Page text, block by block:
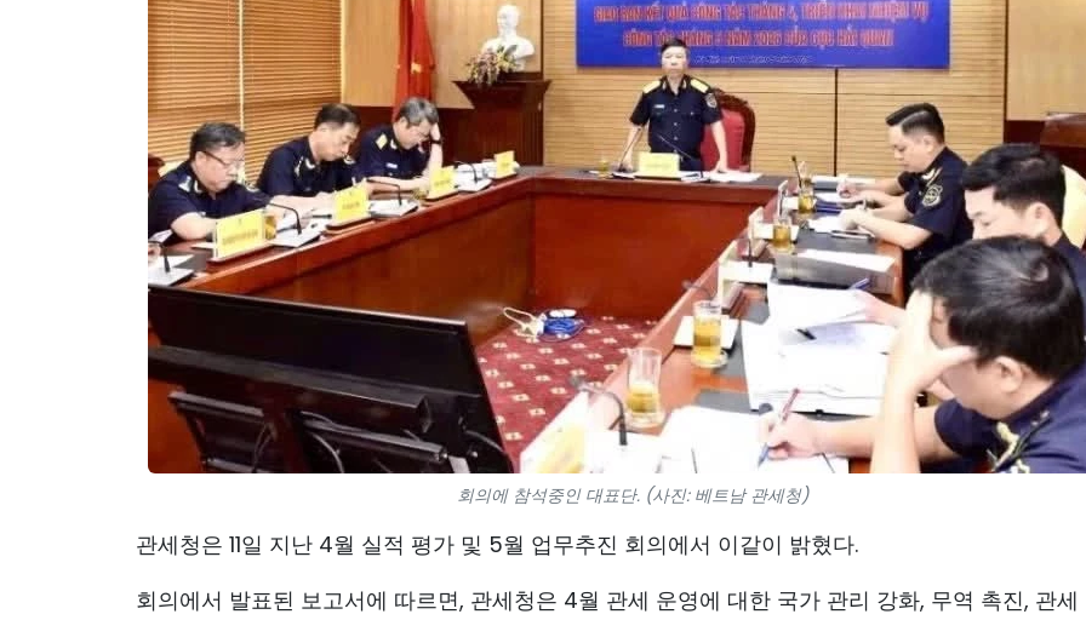
회의에 참석중인 대표단. (사진: 베트남 관세청)
관세청은 11일 지난 4월 실적 평가 및 5월 업무추진 회의에서 이같이 밝혔다.
회의에서 발표된 보고서에 따르면, 관세청은 4월 관세 운영에 대한 국가 관리 강화, 무역 촉진, 관세